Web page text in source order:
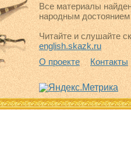
Все материалы
народным достоянием
Читайте и слушайте
english.skazk.ru
О проекте
Контакты